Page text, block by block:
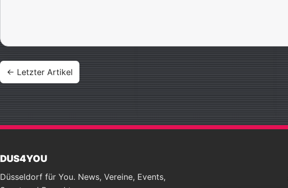
Beitragsnavigation
← Letzter Artikel
DUS4YOU
Düsseldorf für You. News, Vereine, Events,